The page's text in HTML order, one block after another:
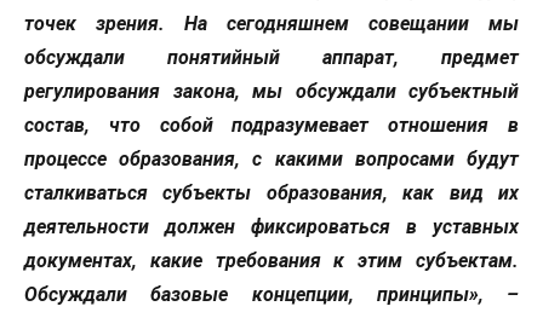
точек зрения. На сегодняшнем совещании мы
обсуждали понятийный аппарат, предмет
регулирования закона, мы обсуждали субъектный
состав, что собой подразумевает отношения в
процессе образования, с какими вопросами будут
сталкиваться субъекты образования, как вид их
деятельности должен фиксироваться в уставных
документах, какие требования к этим субъектам.
Обсуждали базовые концепции, принципы», –